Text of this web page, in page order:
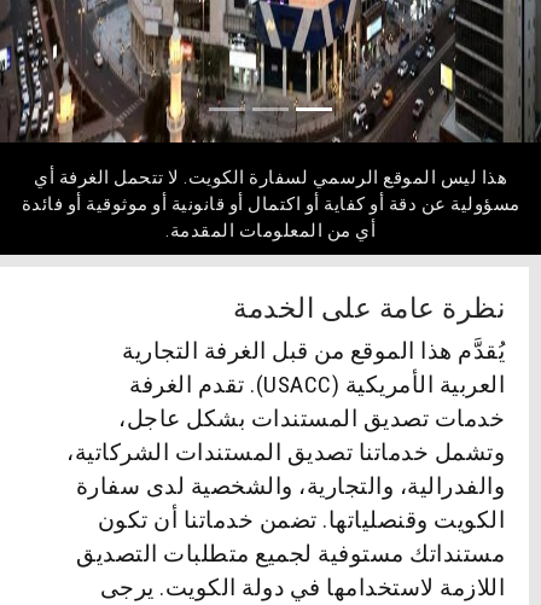
هذا ليس الموقع الرسمي لسفارة الكويت. لا تتحمل الغرفة أي
مسؤولية عن دقة أو كفاية أو اكتمال أو قانونية أو موثوقية أو فائدة
أي من المعلومات المقدمة.
نظرة عامة على الخدمة
يُقدَّم هذا الموقع من قبل الغرفة التجارية
العربية الأمريكية (USACC). تقدم الغرفة
خدمات تصديق المستندات بشكل عاجل،
وتشمل خدماتنا تصديق المستندات الشركاتية،
والفدرالية، والتجارية، والشخصية لدى سفارة
الكويت وقنصلياتها. تضمن خدماتنا أن تكون
مستنداتك مستوفية لجميع متطلبات التصديق
اللازمة لاستخدامها في دولة الكويت. يرجى